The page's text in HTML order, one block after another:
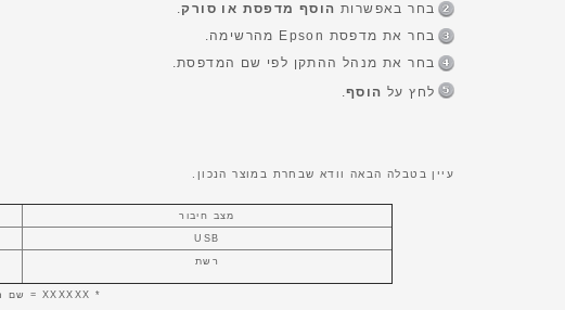
בחר באפשרות הוסף מדפסת או סורק.
בחר את מדפסת Epson מהרשימה.
בחר את מנהל ההתקן לפי שם המדפסת.
לחץ על הוסף.
עיין בטבלה הבאה וודא שבחרת במוצר הנכון.
מצב חיבור
USB
רשת
* XXXXXX = שם המוצר. YYYYYY = ‏6 ספרות של כתובת MAC. ZZZ.ZZZ.ZZZ.ZZZ = כתובת IP